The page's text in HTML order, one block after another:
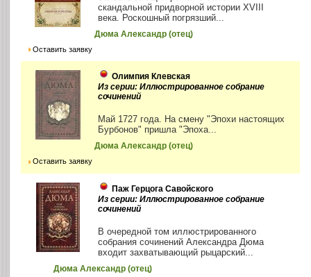
скандальной придворной истории XVIII
века. Роскошный погрязший...
Дюма Александр (отец)
Оставить заявку
Олимпия Клевская
Из серии: Иллюстрированное собрание
сочинений
Май 1727 года. На смену "Эпохи настоящих
Бурбонов" пришла "Эпоха...
Дюма Александр (отец)
Оставить заявку
Паж Герцога Савойского
Из серии: Иллюстрированное собрание
сочинений
В очередной том иллюстрированного
собрания сочинений Александра Дюма
входит захватывающий рыцарский...
Дюма Александр (отец)